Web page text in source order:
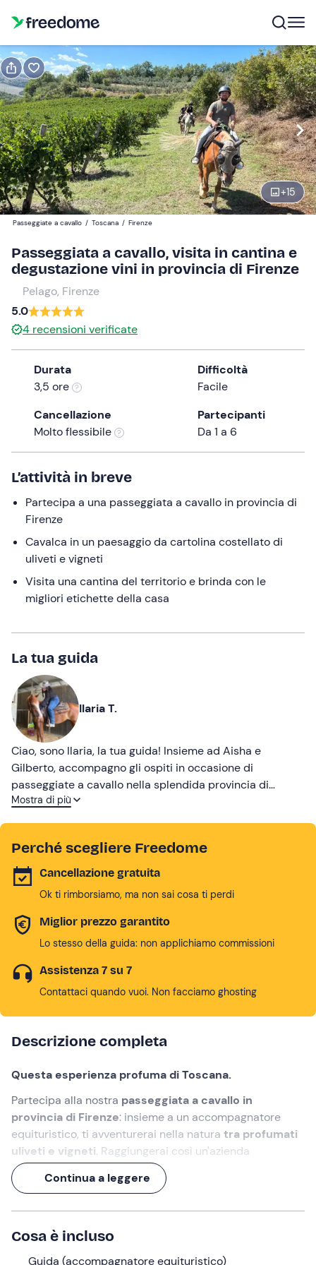
+15
Prenota Regala
senza tagliere di prodotti tipici
Navigate
forward
to
interact
the
calendar
and
select
a
question
mark
the
shortcuts
changing
dates.
Modifica
10:00 Modifica
Partecipanti
120 €
1
Passeggiate a cavallo / Toscana / Firenze
Passeggiata a cavallo, visita in cantina e
degustazione vini in provincia di Firenze
Pelago, Firenze
5.0
4 recensioni verificate
Durata
3,5 ore
Difficoltà
Facile
Cancellazione
Molto flessibile
Partecipanti
Da 1 a 6
L’attività in breve
Partecipa a una passeggiata a cavallo in provincia di
Firenze
Cavalca in un paesaggio da cartolina costellato di
uliveti e vigneti
Visita una cantina del territorio e brinda con le
migliori etichette della casa
La tua guida
Ilaria T.
Ciao, sono Ilaria, la tua guida! Insieme ad Aisha e
Gilberto, accompagno gli ospiti in occasione di
passeggiate a cavallo nella splendida provincia di
Firenze. E grazie alla nostra competenza e passione, ti
Mostra di più
Perché scegliere Freedome
Cancellazione gratuita
Ok ti rimborsiamo, ma non sai cosa ti perdi
Miglior prezzo garantito
Lo stesso della guida: non applichiamo commissioni
Assistenza 7 su 7
Contattaci quando vuoi. Non facciamo ghosting
Descrizione completa
Questa esperienza profuma di Toscana.
Partecipa alla nostra passeggiata a cavallo in
provincia di Firenze: insieme a un accompagnatore
equituristico, ti avventurerai nella natura tra profumati
uliveti e vigneti. Raggiungerai così un'azienda
vitivinicola, che ci ospiterà per una
degustazione vini.
Un'esperienza di oltre 3 ore,alla scoperta del territorio
in (e con) tutti i sensi!
Cosa faremo
Continua a leggere
Cosa è incluso
Guida (accompagnatore equituristico)